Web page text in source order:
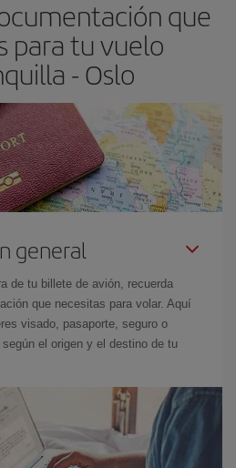
que
para tu vuelo
- Oslo
general
de tu billete de avión, recuerda
que necesitas para volar. Aquí
visado, pasaporte, seguro o
el origen y el destino de tu